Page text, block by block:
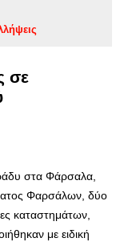
σε
στα Φάρσαλα,
Φαρσάλων, δύο
καταστημάτων,
με ειδική